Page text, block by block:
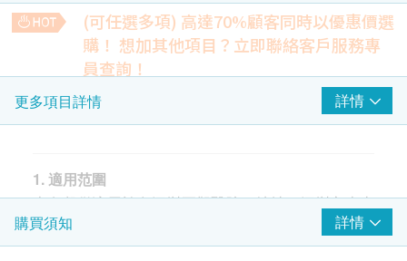
$1500 AEON 禮券
上消化道內鏡檢查服務
內鏡電子染色技術服務
AI動態影像輔助診斷服務
給氧+心電監護
全生命週期消化道健康管理服務
醫生諮詢
檢查後復蘇及觀察
(可任選多項) 高達70%顧客同時以優惠價選
購！ 想加其他項目？立即聯絡客戶服務專
員查詢！
日本特約內視鏡專家
費用為22,000港幣起，不同專家費用有所差異，具體費用請於
院內咨詢。
HK$5,500.0
國內特約內視鏡專家
費用為1,100港幣起，不同專家費用有所差異，具體費用請於
更多項目詳情 詳情
1. 適用范圍
本套餐僅適用於在深圳正觀醫院（地址：深圳市南山
區粵海街道科技南十二路6號中檢大廈後座正觀醫
院）進行服務，不可轉讓或用於其他機構。
購買須知 詳情